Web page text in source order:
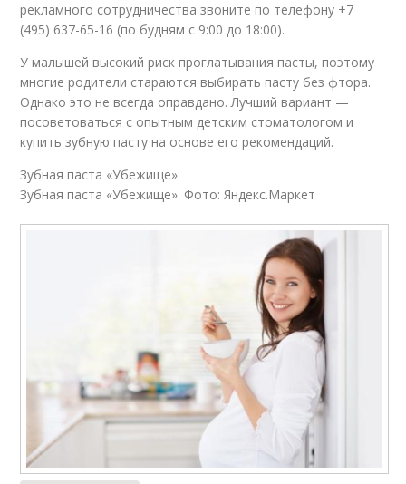
рекламного сотрудничества звоните по телефону +7
(495) 637-65-16 (по будням с 9:00 до 18:00).
У малышей высокий риск проглатывания пасты, поэтому
многие родители стараются выбирать пасту без фтора.
Однако это не всегда оправдано. Лучший вариант —
посоветоваться с опытным детским стоматологом и
купить зубную пасту на основе его рекомендаций.
Зубная паста «Убежище»
Зубная паста «Убежище». Фото: Яндекс.Маркет